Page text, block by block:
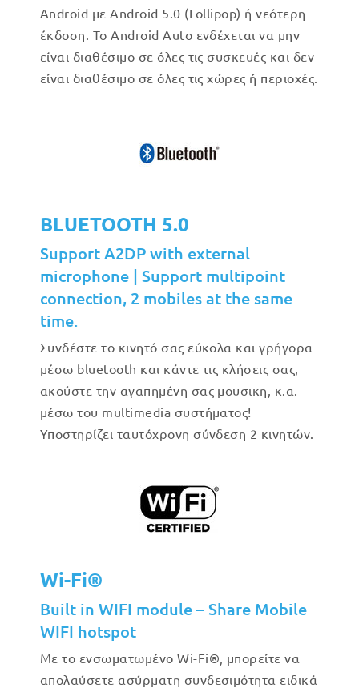
Android με Android 5.0 (Lollipop) ή νεότερη
έκδοση. Το Android Auto ενδέχεται να μην
είναι διαθέσιμο σε όλες τις συσκευές και δεν
είναι διαθέσιμο σε όλες τις χώρες ή περιοχές.
BLUETOOTH 5.0
Support A2DP with external
microphone | Support multipoint
connection, 2 mobiles at the same
time.
Συνδέστε το κινητό σας εύκολα και γρήγορα
μέσω bluetooth και κάντε τις κλήσεις σας,
ακούστε την αγαπημένη σας μουσικη, κ.α.
μέσω του multimedia συστήματος!
Υποστηρίζει ταυτόχρονη σύνδεση 2 κινητών.
Wi-Fi®
Built in WIFI module – Share Mobile
WIFI hotspot
Με το ενσωματωμένο Wi-Fi®, μπορείτε να
απολαύσετε ασύρματη συνδεσιμότητα ειδικά